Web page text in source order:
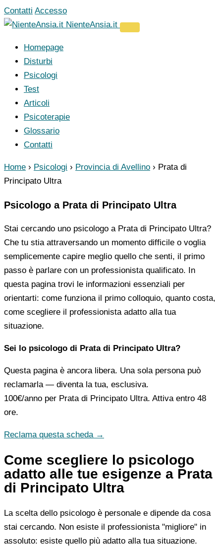
Vai
al
Contatti Accesso
NienteAnsia.it
Homepage
Disturbi
Psicologi
Test
Articoli
Psicoterapie
Glossario
Contatti
Home › Psicologi › Provincia di Avellino › Prata di
Principato Ultra
Psicologo a Prata di Principato Ultra
Stai cercando uno psicologo a Prata di Principato Ultra?
Che tu stia attraversando un momento difficile o voglia
semplicemente capire meglio quello che senti, il primo
passo è parlare con un professionista qualificato. In
questa pagina trovi le informazioni essenziali per
orientarti: come funziona il primo colloquio, quanto costa,
come scegliere il professionista adatto alla tua
situazione.
Sei lo psicologo di Prata di Principato Ultra?
Questa pagina è ancora libera. Una sola persona può
reclamarla — diventa la tua, esclusiva.
100€/anno per Prata di Principato Ultra. Attiva entro 48
ore.
Reclama questa scheda →
Come scegliere lo psicologo
adatto alle tue esigenze a Prata
di Principato Ultra
La scelta dello psicologo è personale e dipende da cosa
stai cercando. Non esiste il professionista "migliore" in
assoluto: esiste quello più adatto alla tua situazione.